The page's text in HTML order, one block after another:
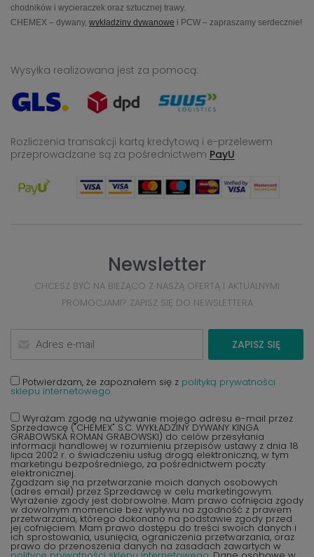
chodników i wycieraczek oraz sztucznej trawy.
CHEMEX – dywany, wykładziny dywanowe i PCW – zapraszamy serdecznie!
Wysyłka realizowana jest za pomocą:
Rozliczenia transakcji kartą kredytową i e-przelewem
przeprowadzane są za pośrednictwem PayU
Newsletter
CHCESZ BYĆ NA BIEŻĄCO Z NASZĄ OFERTĄ I AKTUALNYMI
PROMOCJAMI? ZAPISZ SIĘ DO NEWSLETTERA
ZAPISZ SIĘ
Potwierdzam, że zapoznałem się z polityką prywatności
sklepu internetowego.
Wyrażam zgodę na używanie mojego adresu e-mail przez
Sprzedawcę ("CHEMEX" S.C. WYKŁADZINY DYWANY KINGA
GRABOWSKA ROMAN GRABOWSKI) do celów przesyłania
informacji handlowej w rozumieniu przepisów ustawy z dnia 18
lipca 2002 r. o świadczeniu usług drogą elektroniczną, w tym
marketingu bezpośredniego, za pośrednictwem poczty
elektronicznej.
Zgadzam się na przetwarzanie moich danych osobowych
(adres email) przez Sprzedawcę w celu marketingowym.
Wyrażenie zgody jest dobrowolne. Mam prawo cofnięcia zgody
w dowolnym momencie bez wpływu na zgodność z prawem
przetwarzania, którego dokonano na podstawie zgody przed
jej cofnięciem. Mam prawo dostępu do treści swoich danych i
ich sprostowania, usunięcia, ograniczenia przetwarzania, oraz
prawo do przenoszenia danych na zasadach zawartych w